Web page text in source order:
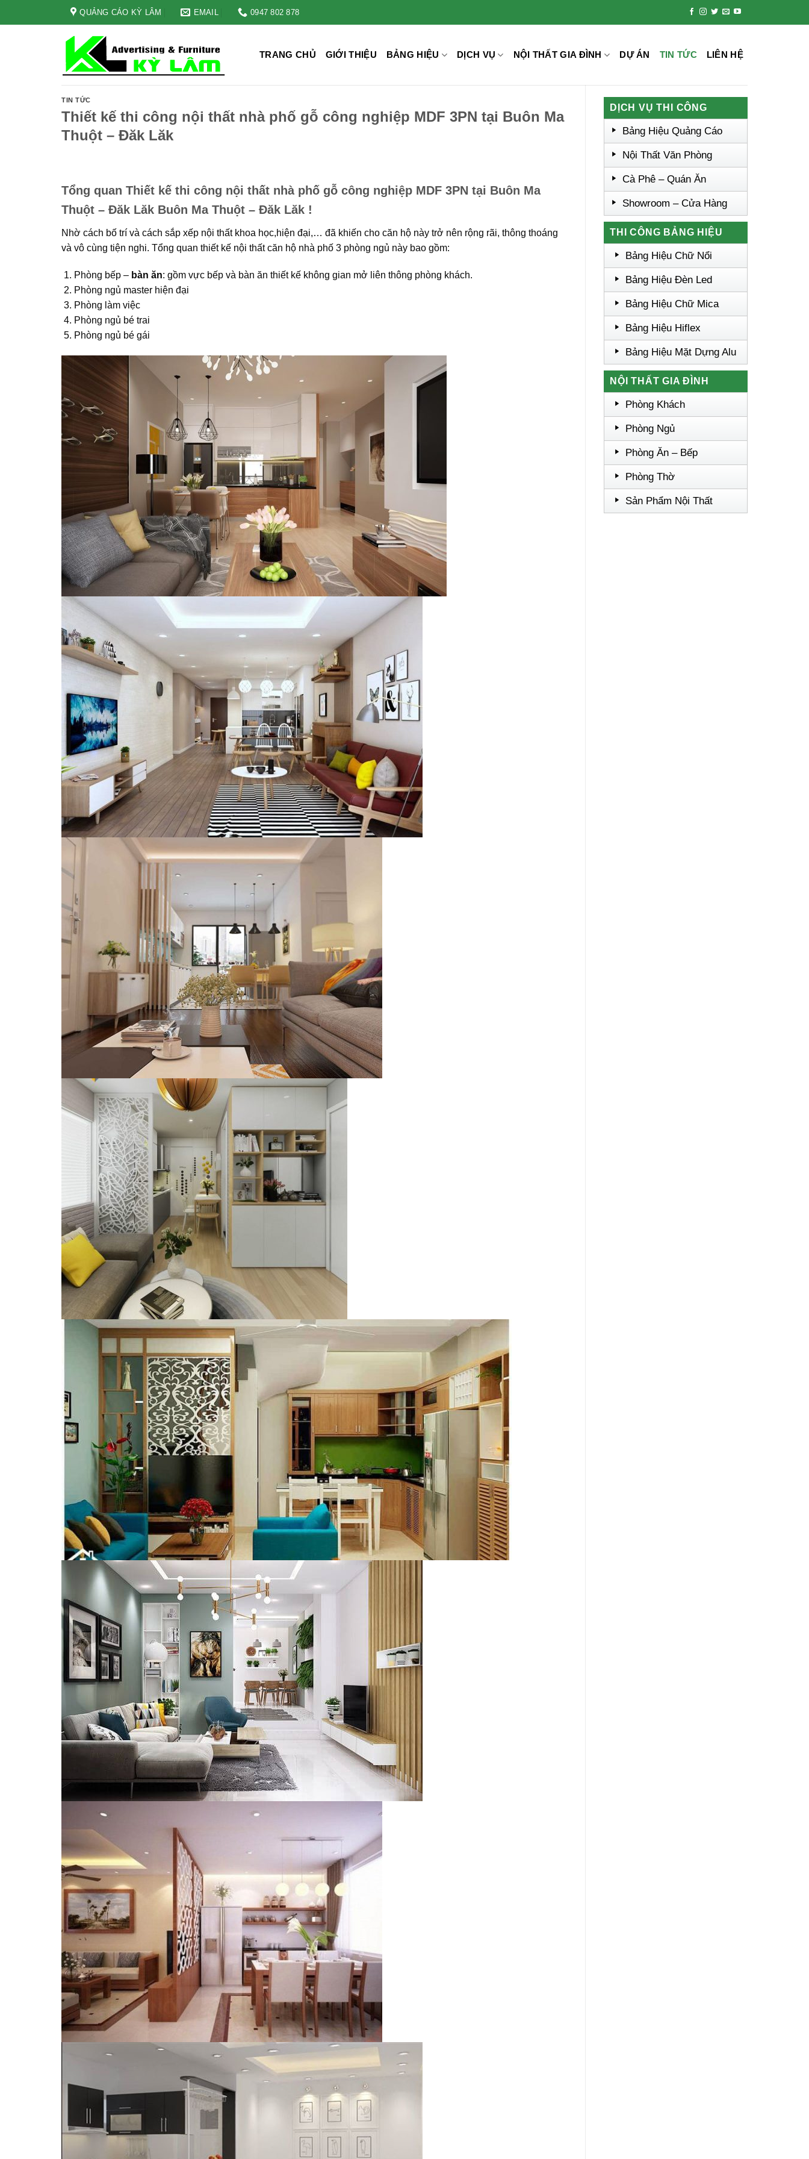
QUẢNG CÁO KỲ LÂM EMAIL 0947 802 878
TRANG CHỦ GIỚI THIỆU BẢNG HIỆU DỊCH VỤ NỘI THẤT GIA ĐÌNH DỰ ÁN TIN TỨC LIÊN HỆ
TIN TỨC
Thiết kế thi công nội thất nhà phố gỗ công nghiệp MDF 3PN tại Buôn Ma
Thuột – Đăk Lăk
Tổng quan Thiết kế thi công nội thất nhà phố gỗ công nghiệp MDF 3PN tại Buôn Ma
Thuột – Đăk Lăk Buôn Ma Thuột – Đăk Lăk !
Nhờ cách bố trí và cách sắp xếp nội thất khoa học,hiện đại,… đã khiến cho căn hộ này trở nên rộng rãi, thông thoáng
và vô cùng tiện nghi. Tổng quan thiết kế nội thất căn hộ nhà phố 3 phòng ngủ này bao gồm:
Phòng bếp – bàn ăn: gồm vực bếp và bàn ăn thiết kế không gian mở liên thông phòng khách.
Phòng ngủ master hiện đại
Phòng làm việc
Phòng ngủ bé trai
Phòng ngủ bé gái
DỊCH VỤ THI CÔNG
Bảng Hiệu Quảng Cáo
Nội Thất Văn Phòng
Cà Phê – Quán Ăn
Showroom – Cửa Hàng
THI CÔNG BẢNG HIỆU
Bảng Hiệu Chữ Nổi
Bảng Hiệu Đèn Led
Bảng Hiệu Chữ Mica
Bảng Hiệu Hiflex
Bảng Hiệu Mặt Dựng Alu
NỘI THẤT GIA ĐÌNH
Phòng Khách
Phòng Ngủ
Phòng Ăn – Bếp
Phòng Thờ
Sản Phẩm Nội Thất